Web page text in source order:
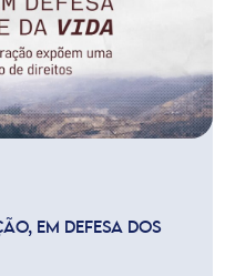
EM DEFESA DOS